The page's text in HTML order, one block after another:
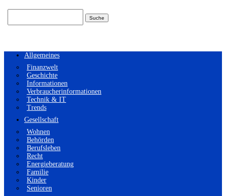
Allgemeines
Finanzwelt
Geschichte
Informationen
Verbraucherinformationen
Technik & IT
Trends
Gesellschaft
Wohnen
Behörden
Berufsleben
Recht
Energieberatung
Familie
Kinder
Senioren